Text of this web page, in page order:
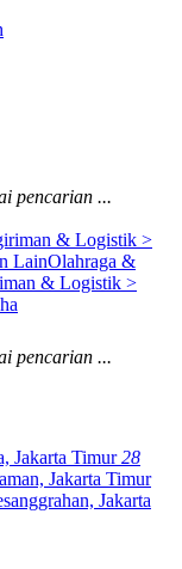
pencarian ...
& Logistik >
LainOlahraga &
& Logistik >
pencarian ...
Jakarta Timur28
Jakarta Timur
Jakarta